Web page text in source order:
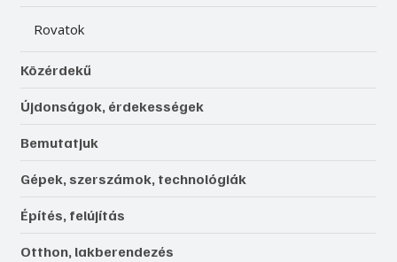
Rovatok
Közérdekű
Újdonságok, érdekességek
Bemutatjuk
Gépek, szerszámok, technológiák
Építés, felújítás
Otthon, lakberendezés